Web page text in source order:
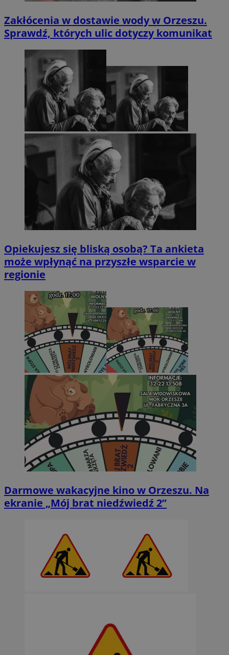
Zakłócenia w dostawie wody w Orzeszu.
Sprawdź, których ulic dotyczy komunikat
Opiekujesz się bliską osobą? Ta ankieta
może wpłynąć na przyszłe wsparcie w
regionie
Darmowe wakacyjne kino w Orzeszu. Na
ekranie „Mój brat niedźwiedź 2”